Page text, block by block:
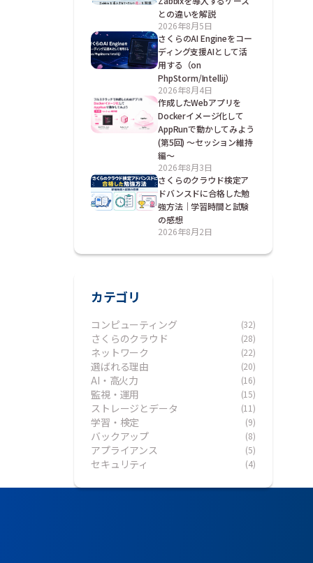
との違いを解説
2026年8月5日
さくらのAI Engineをコー
ディング支援AIとして活
用する（on
PhpStorm/Intellij）
2026年8月4日
作成したWebアプリを
Dockerイメージ化して
AppRunで動かしてみよう
(第5回) ～セッション維持
編～
2026年8月3日
さくらのクラウド検定ア
ドバンスドに合格した勉
強方法｜学習時間と試験
の感想
2026年8月2日
カテゴリ
コンピューティング (32)
さくらのクラウド (28)
ネットワーク (22)
選ばれる理由 (20)
AI・高火力 (16)
監視・運用 (15)
ストレージとデータ (11)
学習・検定 (9)
バックアップ (8)
アプライアンス (5)
セキュリティ (4)